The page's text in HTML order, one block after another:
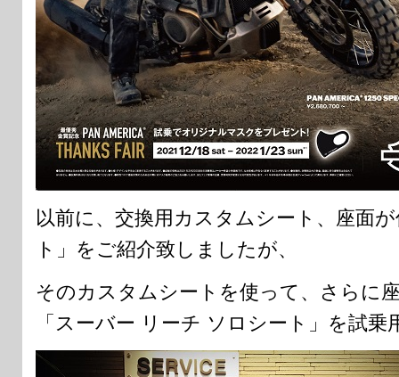
以前に、交換用カスタムシート、座面
ト」をご紹介致しましたが、
そのカスタムシートを使って、さらに
「スーバー リーチ ソロシート」を試